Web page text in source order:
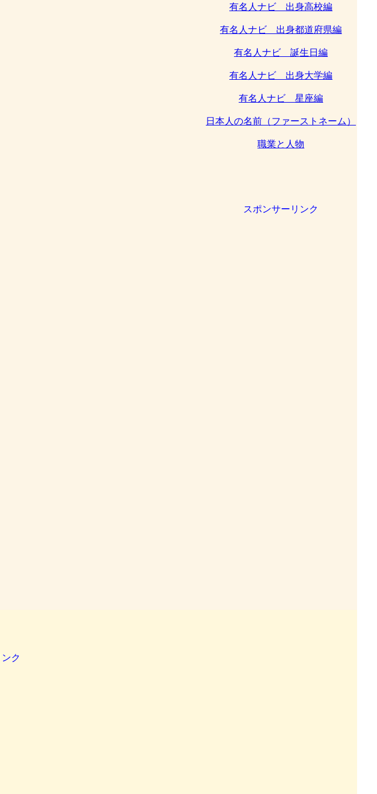
有名人ナビ 出身高校編
有名人ナビ 出身都道府県編
有名人ナビ 誕生日編
有名人ナビ 出身大学編
有名人ナビ 星座編
日本人の名前（ファーストネーム）
職業と人物
スポンサーリンク
ク